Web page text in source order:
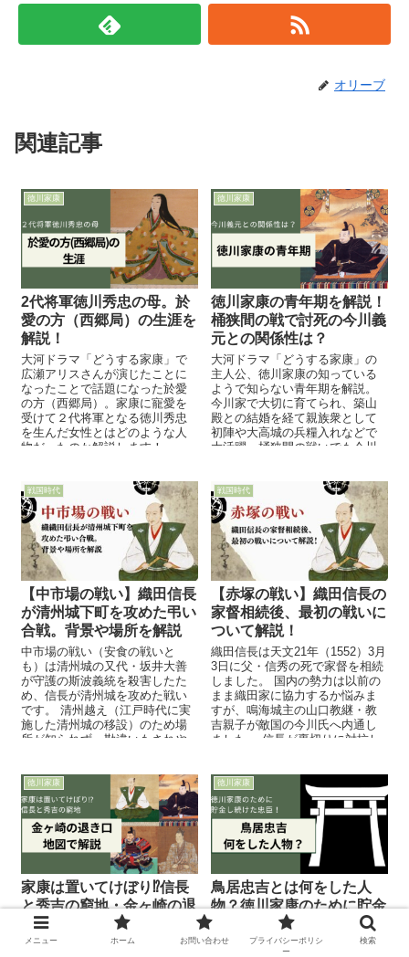
オリーブ
関連記事
徳川家康
2代将軍徳川秀忠の母。於
愛の方（西郷局）の生涯を
解説！
大河ドラマ「どうする家康」で
広瀬アリスさんが演じたことに
なったことで話題になった於愛
の方（西郷局）。家康に寵愛を
受けて２代将軍となる徳川秀忠
を生んだ女性とはどのような人
物だったのか解説します！
徳川家康
徳川家康の青年期を解説！
桶狭間の戦で討死の今川義
元との関係性は？
大河ドラマ「どうする家康」の
主人公、徳川家康の知っている
ようで知らない青年期を解説。
今川家で大切に育てられ、築山
殿との結婚を経て親族衆として
初陣や大高城の兵糧入れなどで
大活躍。桶狭間の戦いでも今川
戦国時代
【中市場の戦い】織田信長
が清州城下町を攻めた弔い
合戦。背景や場所を解説
中市場の戦い（安食の戦いと
も）は清州城の又代・坂井大善
が守護の斯波義統を殺害したた
め、信長が清州城を攻めた戦い
です。 清州越え（江戸時代に実
施した清州城の移設）のため場
所が知られず、勘違いもされや
戦国時代
【赤塚の戦い】織田信長の
家督相続後、最初の戦いに
ついて解説！
織田信長は天文21年（1552）3月
3日に父・信秀の死で家督を相続
しました。 国内の勢力は以前の
まま織田家に協力するか悩みま
すが、鳴海城主の山口教継・教
吉親子が敵国の今川氏へ内通し
ました。 信長が裏切りに対抗し
徳川家康
家康は置いてけぼり⁉信長
と秀吉の窮地・金ヶ崎の退
き口を地図で解説
元亀元年(1570)織田信長は越前の
徳川家康
鳥居忠吉とは何をした人
物？徳川家康のために貯金
し続けた忠臣！
天下人・徳川家康を駿府に居住
メニュー ホーム お問い合わせ
プライバシーポリシ
ー
検索